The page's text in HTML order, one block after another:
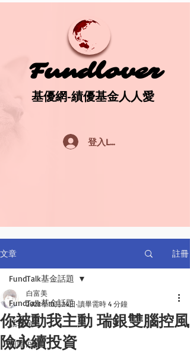
Fundlover
Fundlover
基優網-績優基金人人愛
基優網-績優基金人人愛
登入Log In
文章 註冊
FundTalk基金話題
話基金
前瞻回顧
FundTalk基金話題
你被動我主動 瑞銀雙腦控風
險永續投資
白富美
2022年10月24日 讀畢需時 4 分鐘